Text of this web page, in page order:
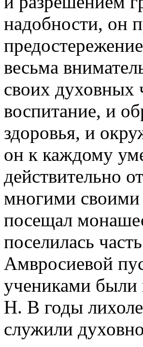
надобности, он
весьма
своих духовных
воспитание, и
здоровья, и
он к каждому
действительно
многими своими
посещал
поселилась
Амвросиевой
учениками были
Н. В годы
служили